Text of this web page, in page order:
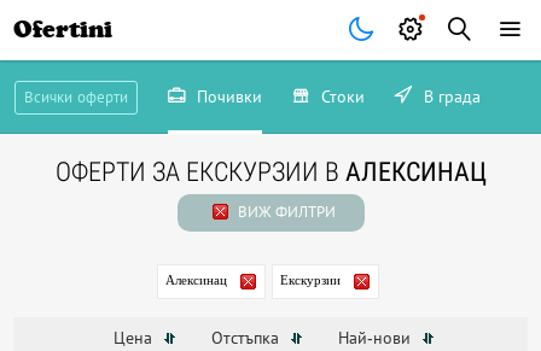
Ofertini
Всички оферти Почивки Стоки В града
ОФЕРТИ ЗА ЕКСКУРЗИИ В АЛЕКСИНАЦ
ВИЖ ФИЛТРИ
Алексинац Екскурзии
Цена Отстъпка Най-нови